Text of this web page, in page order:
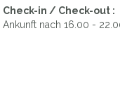
Check-in / Check-out :
Ankunft nach 16.00 -